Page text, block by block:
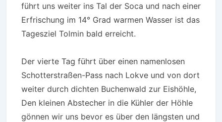
führt uns weiter ins Tal der Soca und nach einer
Erfrischung im 14° Grad warmen Wasser ist das
Tagesziel Tolmin bald erreicht.
Der vierte Tag führt über einen namenlosen
Schotterstraßen-Pass nach Lokve und von dort
weiter durch dichten Buchenwald zur Eishöhle,
Den kleinen Abstecher in die Kühler der Höhle
gönnen wir uns bevor es über den längsten und